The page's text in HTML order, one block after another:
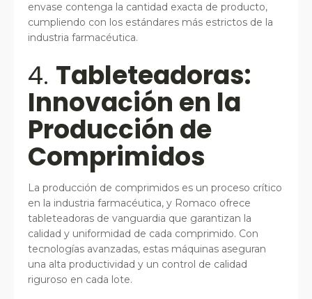
envase contenga la cantidad exacta de producto,
cumpliendo con los estándares más estrictos de la
industria farmacéutica.
4. Tableteadoras:
Innovación en la
Producción de
Comprimidos
La producción de comprimidos es un proceso crítico
en la industria farmacéutica, y Romaco ofrece
tableteadoras de vanguardia que garantizan la
calidad y uniformidad de cada comprimido. Con
tecnologías avanzadas, estas máquinas aseguran
una alta productividad y un control de calidad
riguroso en cada lote.